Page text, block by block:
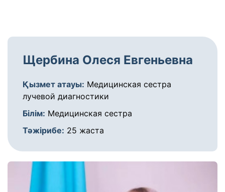
Щербина Олеся Евгеньевна
Қызмет атауы: Медицинская сестра
лучевой диагностики
Білім: Медицинская сестра
Тәжірибе: 25 жаста